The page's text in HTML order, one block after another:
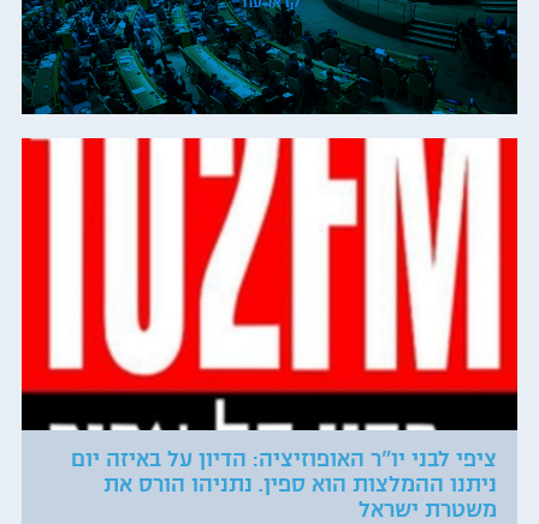
ציפי לבני יו"ר האופוזיציה: הדיון על באיזה יום
ניתנו ההמלצות הוא ספין. נתניהו הורס את
משטרת ישראל